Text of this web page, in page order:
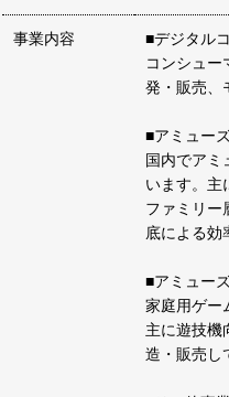
事業内容
■デジタル
コンシュー
発・販売、
■アミュー
国内でアミ
います。主
ファミリー
底による効
■アミュー
家庭用ゲー
主に遊技機
造・販売し